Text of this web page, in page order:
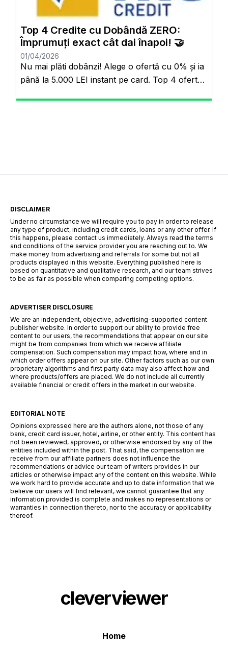
söz konusuydu: Borçlarını düzenli ödeyenlerle
sürekli aksatanlar aynı faiz yükünü
omuzluyordu. Ancak günümüzde teknoloji […]
Top 4 Credite cu Dobândă ZERO:
Împrumuți exact cât dai înapoi! 🤝
01/04/2026
Nu mai plăti dobânzi! Alege o ofertă cu 0% și ia
până la 5.000 LEI instant pe card. Top 4 oferte
DISCLAIMER
Under no circumstance we will require you to pay in order to release
any type of product, including credit cards, loans or any other offer. If
this happens, please contact us immediately. Always read the terms
and conditions of the service provider you are reaching out to. We
make money from advertising and referrals for some but not all
products displayed in this website. Everything published here is
based on quantitative and qualitative research, and our team strives
to be as fair as possible when comparing competing options.
ADVERTISER DISCLOSURE
We are an independent, objective, advertising-supported content
publisher website. In order to support our ability to provide free
content to our users, the recommendations that appear on our site
might be from companies from which we receive affiliate
compensation. Such compensation may impact how, where and in
which order offers appear on our site. Other factors such as our own
proprietary algorithms and first party data may also affect how and
where products/offers are placed. We do not include all currently
available financial or credit offers in the market in our website.
EDITORIAL NOTE
Opinions expressed here are the authors alone, not those of any
bank, credit card issuer, hotel, airline, or other entity. This content has
not been reviewed, approved, or otherwise endorsed by any of the
entities included within the post. That said, the compensation we
receive from our affiliate partners does not influence the
recommendations or advice our team of writers provides in our
articles or otherwise impact any of the content on this website. While
we work hard to provide accurate and up to date information that we
believe our users will find relevant, we cannot guarantee that any
information provided is complete and makes no representations or
warranties in connection thereto, nor to the accuracy or applicability
thereof.
cleverviewer
Home